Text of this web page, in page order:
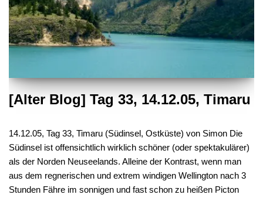
[Alter Blog] Tag 33, 14.12.05, Timaru
14.12.05, Tag 33, Timaru (Südinsel, Ostküste) von Simon Die
Südinsel ist offensichtlich wirklich schöner (oder spektakulärer)
als der Norden Neuseelands. Alleine der Kontrast, wenn man
aus dem regnerischen und extrem windigen Wellington nach 3
Stunden Fähre im sonnigen und fast schon zu heißen Picton